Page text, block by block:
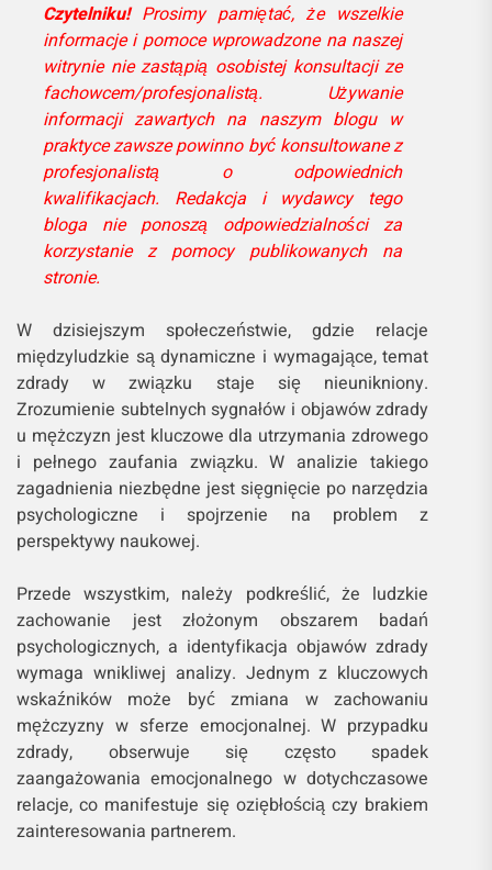
Czytelniku!Prosimy pamiętać, że wszelkie
informacje i pomoce wprowadzone na naszej
witrynie nie zastąpią osobistej konsultacji ze
fachowcem/profesjonalistą. Używanie
informacji zawartych na naszym blogu w
praktyce zawsze powinno być konsultowane z
profesjonalistą o odpowiednich
kwalifikacjach. Redakcja i wydawcy tego
bloga nie ponoszą odpowiedzialności za
korzystanie z pomocy publikowanych na
stronie.
W dzisiejszym społeczeństwie, gdzie relacje
międzyludzkie są dynamiczne i wymagające, temat
zdrady w związku staje się nieunikniony.
Zrozumienie subtelnych sygnałów i objawów zdrady
u mężczyzn jest kluczowe dla utrzymania zdrowego
i pełnego zaufania związku. W analizie takiego
zagadnienia niezbędne jest sięgnięcie po narzędzia
psychologiczne i spojrzenie na problem z
perspektywy naukowej.
Przede wszystkim, należy podkreślić, że ludzkie
zachowanie jest złożonym obszarem badań
psychologicznych, a identyfikacja objawów zdrady
wymaga wnikliwej analizy. Jednym z kluczowych
wskaźników może być zmiana w zachowaniu
mężczyzny w sferze emocjonalnej. W przypadku
zdrady, obserwuje się często spadek
zaangażowania emocjonalnego w dotychczasowe
relacje, co manifestuje się oziębłością czy brakiem
zainteresowania partnerem.